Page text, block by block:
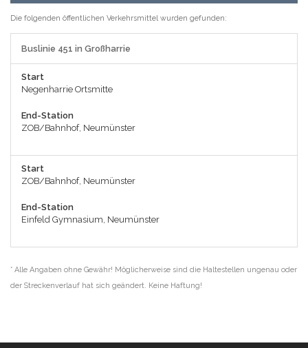
Die folgenden öffentlichen Verkehrsmittel wurden gefunden:
Buslinie 451 in Großharrie
Start
Negenharrie Ortsmitte
End-Station
ZOB/Bahnhof, Neumünster
Start
ZOB/Bahnhof, Neumünster
End-Station
Einfeld Gymnasium, Neumünster
* Alle Angaben ohne Gewähr! Möglicherweise sind die Haltestellen ungenau oder
der Streckenverlauf hat sich geändert. Keine Haftung!